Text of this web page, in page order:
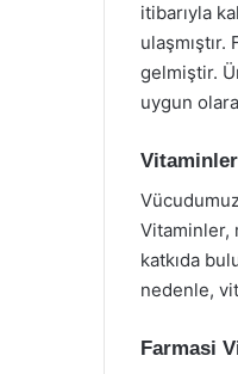
itibarıyla
gelmiştir.
uygun
Vitaminler,
katkıda
nedenle,
Farmasi